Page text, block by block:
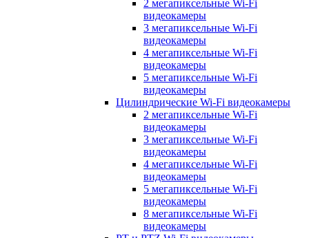
2 мегапиксельные Wi-Fi
видеокамеры
3 мегапиксельные Wi-Fi
видеокамеры
4 мегапиксельные Wi-Fi
видеокамеры
5 мегапиксельные Wi-Fi
видеокамеры
Цилиндрические Wi-Fi видеокамеры
2 мегапиксельные Wi-Fi
видеокамеры
3 мегапиксельные Wi-Fi
видеокамеры
4 мегапиксельные Wi-Fi
видеокамеры
5 мегапиксельные Wi-Fi
видеокамеры
8 мегапиксельные Wi-Fi
видеокамеры